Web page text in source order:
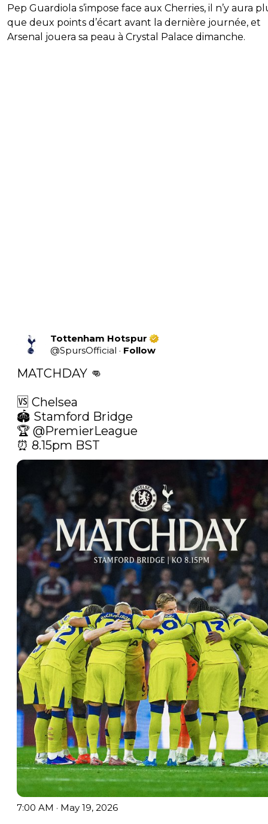
Pep Guardiola s’impose face aux Cherries, il n’y aura
que deux points d’écart avant la dernière journée, et
Arsenal jouera sa peau à Crystal Palace dimanche.
Tottenham Hotspur
@SpursOfficial · Follow
MATCHDAY 👊
🆚 Chelsea
🏟️ Stamford Bridge
🏆 @PremierLeague
⏰ 8.15pm BST
7:00 AM · May 19, 2026